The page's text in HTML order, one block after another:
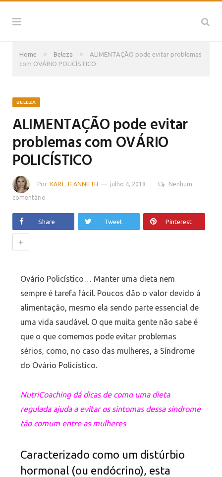
Home » Beleza »
ALIMENTAÇÃO pode evitar problemas
com OVÁRIO POLICÍSTICO
BELEZA
ALIMENTAÇÃO pode evitar
problemas com OVÁRIO
POLICÍSTICO
Por KARL JEANNETH julho 4, 2018 Nenhum
comentário
Share Tweet Pinterest
+
Ovário Policístico… Manter uma dieta nem
sempre é tarefa fácil. Poucos dão o valor devido à
alimentação, mesmo ela sendo parte essencial de
uma vida saudável. O que muita gente não sabe é
que o que comemos pode evitar problemas
sérios, como, no caso das mulheres, a Síndrome
do Ovário Policístico.
NutriCoaching dá dicas de como uma dieta
regulada ajuda a evitar os sintomas dessa síndrome
tão comum entre as mulheres
Caracterizado como um distúrbio
hormonal (ou endócrino), esta